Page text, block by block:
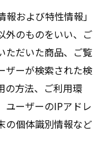
および特性情報」
外のものをいい、ご
ただいた商品、ご覧
ザーが検索された検
の方法、ご利用環
ユーザーのIPアドレ
の個体識別情報など